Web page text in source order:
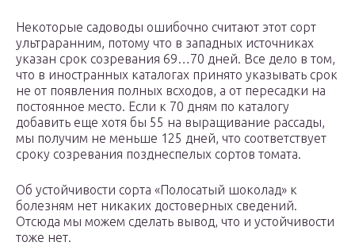
Некоторые садоводы ошибочно считают этот сорт
ультраранним, потому что в западных источниках
указан срок созревания 69…70 дней. Все дело в том,
что в иностранных каталогах принято указывать срок
не от появления полных всходов, а от пересадки на
постоянное место. Если к 70 дням по каталогу
добавить еще хотя бы 55 на выращивание рассады,
мы получим не меньше 125 дней, что соответствует
сроку созревания позднеспелых сортов томата.
Об устойчивости сорта «Полосатый шоколад» к
болезням нет никаких достоверных сведений.
Отсюда мы можем сделать вывод, что и устойчивости
тоже нет.